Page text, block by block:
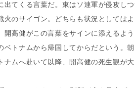
出てくる言葉だ。東はソ連軍が侵攻し
火のサイゴン。どちらも状況としては
開高健がこの言葉をサインに添えるよ
ベトナムから帰国してからだという。
ナムへ赴いて以降、開高健の死生観が